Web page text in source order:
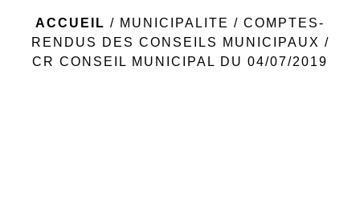
ACCUEIL / MUNICIPALITE / COMPTES-
RENDUS DES CONSEILS MUNICIPAUX /
CR CONSEIL MUNICIPAL DU 04/07/2019